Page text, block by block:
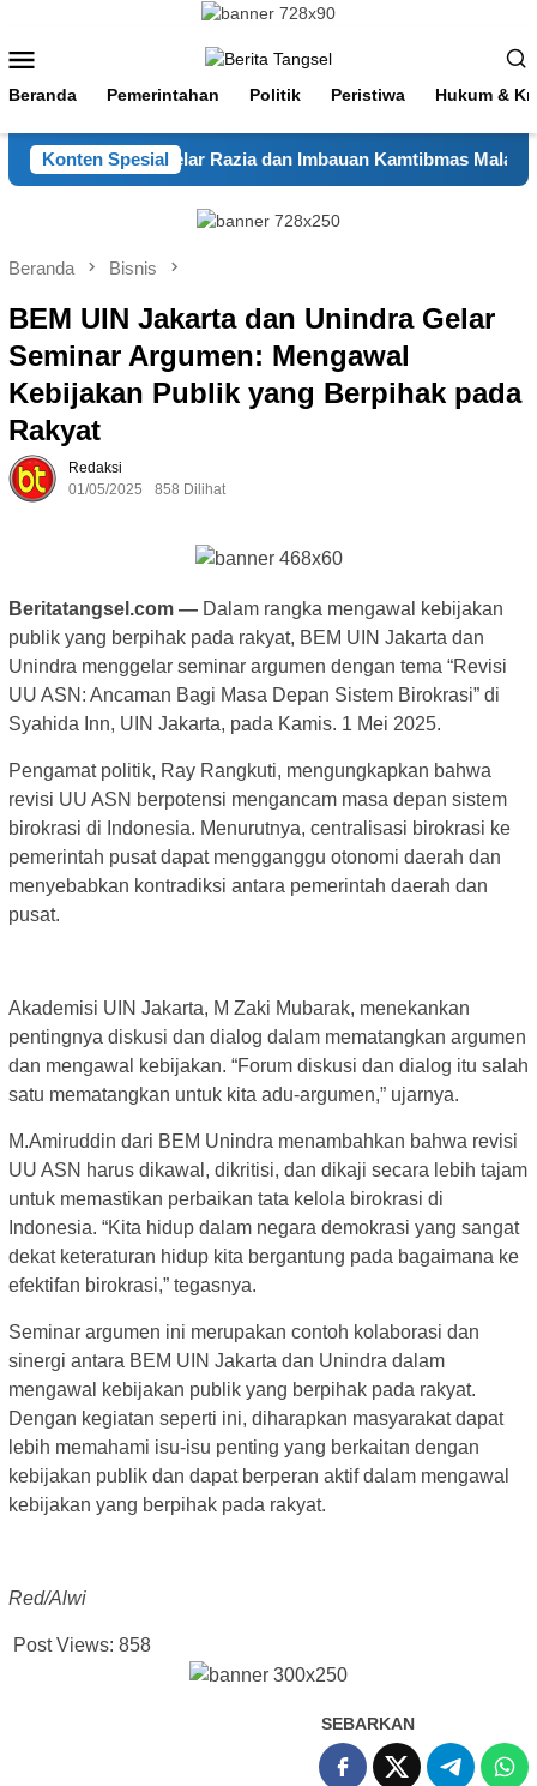
konten
Mobile
Beranda Pemerintahan Politik Peristiwa Hukum &
Konten Spesial
Kelapa Dua Gelar Razia dan Imbauan Kamtibmas Malam Hari
Beranda Bisnis
BEM UIN Jakarta dan Unindra Gelar
Seminar Argumen: Mengawal
Kebijakan Publik yang Berpihak pada
Rakyat
Redaksi
01/05/2025
858 Dilihat
Beritatangsel.com — Dalam rangka mengawal kebijakan
publik yang berpihak pada rakyat, BEM UIN Jakarta dan
Unindra menggelar seminar argumen dengan tema “Revisi
UU ASN: Ancaman Bagi Masa Depan Sistem Birokrasi” di
Syahida Inn, UIN Jakarta, pada Kamis. 1 Mei 2025.
Pengamat politik, Ray Rangkuti, mengungkapkan bahwa
revisi UU ASN berpotensi mengancam masa depan sistem
birokrasi di Indonesia. Menurutnya, centralisasi birokrasi ke
pemerintah pusat dapat mengganggu otonomi daerah dan
menyebabkan kontradiksi antara pemerintah daerah dan
pusat.
Akademisi UIN Jakarta, M Zaki Mubarak, menekankan
pentingnya diskusi dan dialog dalam mematangkan argumen
dan mengawal kebijakan. “Forum diskusi dan dialog itu salah
satu mematangkan untuk kita adu-argumen,” ujarnya.
M.Amiruddin dari BEM Unindra menambahkan bahwa revisi
UU ASN harus dikawal, dikritisi, dan dikaji secara lebih tajam
untuk memastikan perbaikan tata kelola birokrasi di
Indonesia. “Kita hidup dalam negara demokrasi yang sangat
dekat keteraturan hidup kita bergantung pada bagaimana ke
efektifan birokrasi,” tegasnya.
Seminar argumen ini merupakan contoh kolaborasi dan
sinergi antara BEM UIN Jakarta dan Unindra dalam
mengawal kebijakan publik yang berpihak pada rakyat.
Dengan kegiatan seperti ini, diharapkan masyarakat dapat
lebih memahami isu-isu penting yang berkaitan dengan
kebijakan publik dan dapat berperan aktif dalam mengawal
kebijakan yang berpihak pada rakyat.
Red/Alwi
Post Views: 858
SEBARKAN